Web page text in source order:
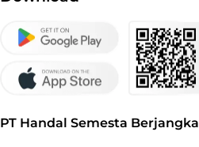
PT Handal Semesta Berjangka